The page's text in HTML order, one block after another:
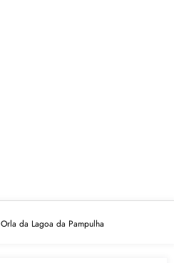
Orla da Lagoa da Pampulha